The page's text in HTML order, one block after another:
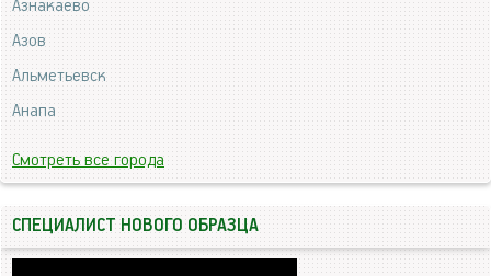
Азнакаево
Азов
Альметьевск
Анапа
Смотреть все города
СПЕЦИАЛИСТ НОВОГО ОБРАЗЦА